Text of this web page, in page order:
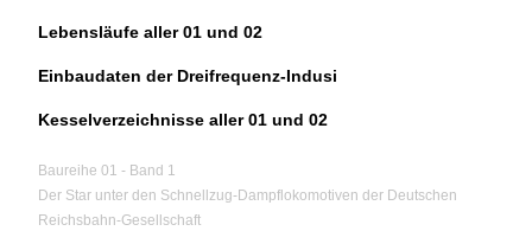
Lebensläufe aller 01 und 02
Einbaudaten der Dreifrequenz-Indusi
Kesselverzeichnisse aller 01 und 02
Baureihe 01 - Band 1
Der Star unter den Schnellzug-Dampflokomotiven der Deutschen
Reichsbahn-Gesellschaft